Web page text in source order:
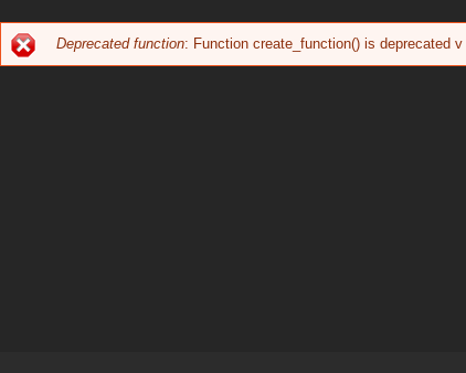
CHYBOVÁ
Deprecated function: Function create_function() is deprecated v